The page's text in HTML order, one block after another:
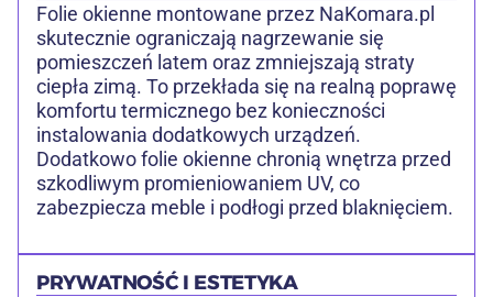
Folie okienne montowane przez NaKomara.pl
skutecznie ograniczają nagrzewanie się
pomieszczeń latem oraz zmniejszają straty
ciepła zimą. To przekłada się na realną poprawę
komfortu termicznego bez konieczności
instalowania dodatkowych urządzeń.
Dodatkowo folie okienne chronią wnętrza przed
szkodliwym promieniowaniem UV, co
zabezpiecza meble i podłogi przed blaknięciem.
PRYWATNOŚĆ I ESTETYKA